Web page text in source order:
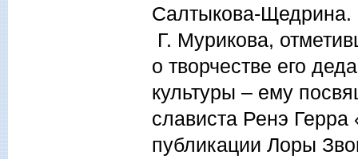
Салтыкова-Щедрина.
Г. Мурикова,
о творчестве его
культуры – ему
слависта Ренэ
публикации Лоры